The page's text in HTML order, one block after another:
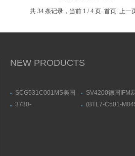
共 34 条记录，当前 1 / 4 页 首页 上
NEW PRODUCTS
SCG531C001MS美国
ASCO阿斯卡电磁阀有货
SV4200德国IFM
流量传感器带显
3730-
(BTL7-C501-